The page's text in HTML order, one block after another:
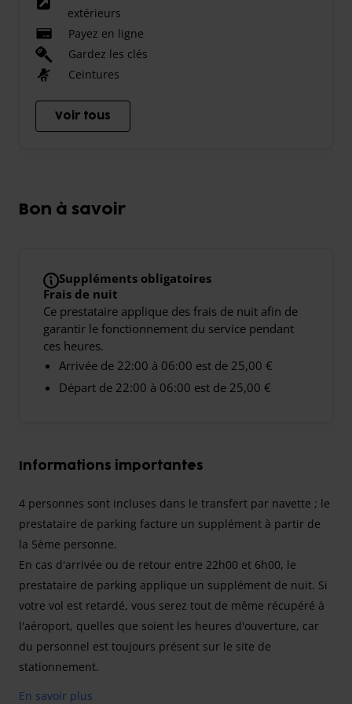
extérieurs
Payez en ligne
Gardez les clés
Ceintures
Voir tous
Bon à savoir
Suppléments obligatoires
Frais de nuit
Ce prestataire applique des frais de nuit afin de
garantir le fonctionnement du service pendant
ces heures.
Arrivée de 22:00 à 06:00 est de 25,00 €
Départ de 22:00 à 06:00 est de 25,00 €
Informations importantes
4 personnes sont incluses dans le transfert par navette ; le
prestataire de parking facture un supplément à partir de
la 5ème personne.
En cas d'arrivée ou de retour entre 22h00 et 6h00, le
prestataire de parking applique un supplément de nuit. Si
votre vol est retardé, vous serez tout de même récupéré à
l'aéroport, quelles que soient les heures d'ouverture, car
du personnel est toujours présent sur le site de
stationnement.
En savoir plus